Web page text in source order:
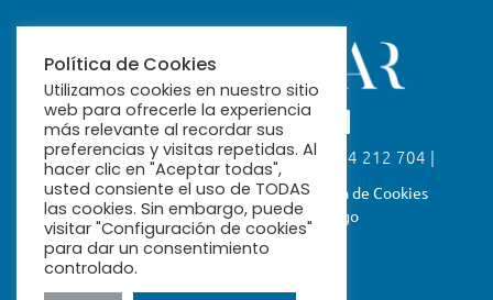
Calle Fabiola, 26. 41004 Sevilla | 954 212 704 |
ribamar@ribamar.org
Aviso LegalPolítica de PrivacidadPolítica de Cookies
Términos y Condiciones de Pago
Política de Cookies
Utilizamos cookies en nuestro sitio
web para ofrecerle la experiencia
más relevante al recordar sus
preferencias y visitas repetidas. Al
hacer clic en "Aceptar todas",
usted consiente el uso de TODAS
las cookies. Sin embargo, puede
visitar "Configuración de cookies"
para dar un consentimiento
controlado.